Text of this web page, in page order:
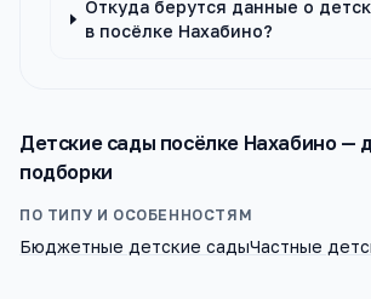
Откуда берутся данные о
в посёлке Нахабино?
Детские сады посёлке Нахабино—
подборки
ПО ТИПУ И ОСОБЕННОСТЯМ
Бюджетные детские садыЧастные